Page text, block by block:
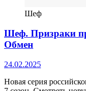
Шеф
Шеф. Призраки
Обмен
24.02.2025
Новая серия